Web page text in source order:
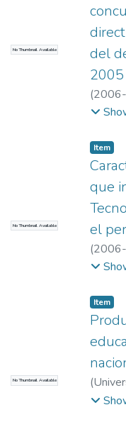
No Thumbnail Available
del
2005
(
No Thumbnail Available
Item
que
el
(
No Thumbnail Available
Item
(
Pedro